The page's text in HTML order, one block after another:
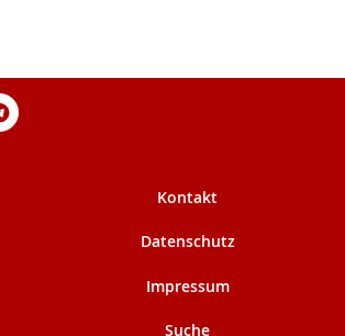
Kontakt
Datenschutz
Impressum
Suche